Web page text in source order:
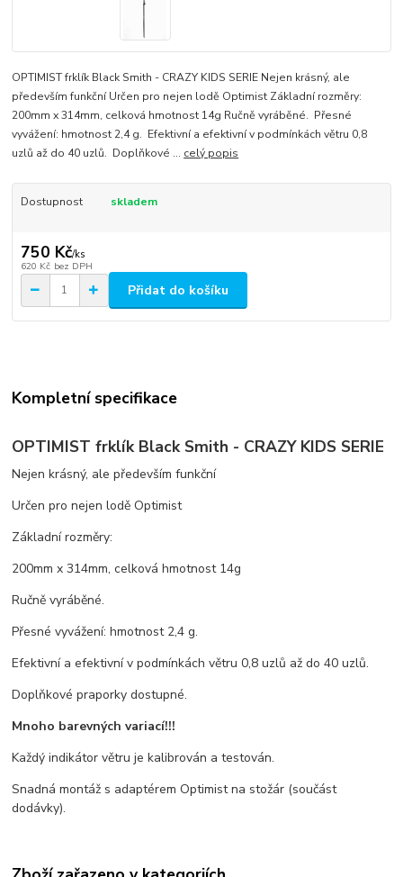
OPTIMIST frklík Black Smith - CRAZY KIDS SERIE Nejen krásný, ale
především funkční Určen pro nejen lodě Optimist Základní rozměry:
200mm x 314mm, celková hmotnost 14g Ručně vyráběné. Přesné
vyvážení: hmotnost 2,4 g. Efektivní a efektivní v podmínkách větru 0,8
uzlů až do 40 uzlů. Doplňkové ... celý popis
Dostupnost skladem
750 Kč/ks
620 Kč bez DPH
Přidat do košíku
Kompletní specifikace
OPTIMIST frklík Black Smith - CRAZY KIDS SERIE
Nejen krásný, ale především funkční
Určen pro nejen lodě Optimist
Základní rozměry:
200mm x 314mm, celková hmotnost 14g
Ručně vyráběné.
Přesné vyvážení: hmotnost 2,4 g.
Efektivní a efektivní v podmínkách větru 0,8 uzlů až do 40 uzlů.
Doplňkové praporky dostupné.
Mnoho barevných variací!!!
Každý indikátor větru je kalibrován a testován.
Snadná montáž s adaptérem Optimist na stožár (součást
dodávky).